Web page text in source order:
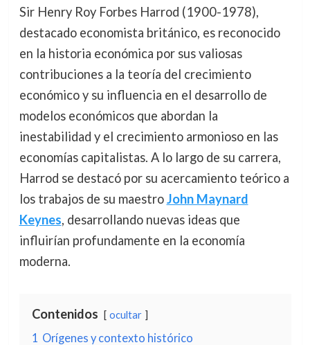
Sir Henry Roy Forbes Harrod (1900-1978),
destacado economista británico, es reconocido
en la historia económica por sus valiosas
contribuciones a la teoría del crecimiento
económico y su influencia en el desarrollo de
modelos económicos que abordan la
inestabilidad y el crecimiento armonioso en las
economías capitalistas. A lo largo de su carrera,
Harrod se destacó por su acercamiento teórico a
los trabajos de su maestroJohn Maynard
Keynes, desarrollando nuevas ideas que
influirían profundamente en la economía
moderna.
Contenidos ocultar
1 Orígenes y contexto histórico